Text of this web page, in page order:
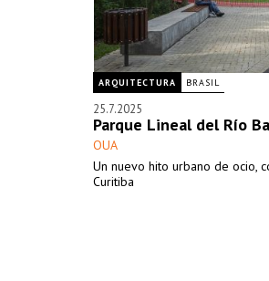
ARQUITECTURA BRASIL
25.7.2025
Parque Lineal del Río
OUA
Un nuevo hito urbano de ocio,
Curitiba